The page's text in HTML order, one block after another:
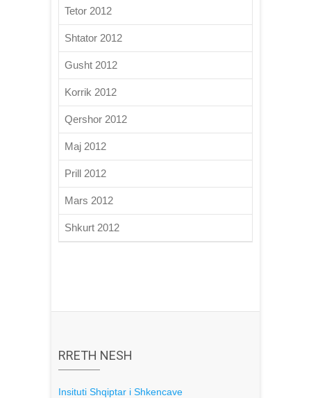
Tetor 2012
Shtator 2012
Gusht 2012
Korrik 2012
Qershor 2012
Maj 2012
Prill 2012
Mars 2012
Shkurt 2012
RRETH NESH
Insituti Shqiptar i Shkencave